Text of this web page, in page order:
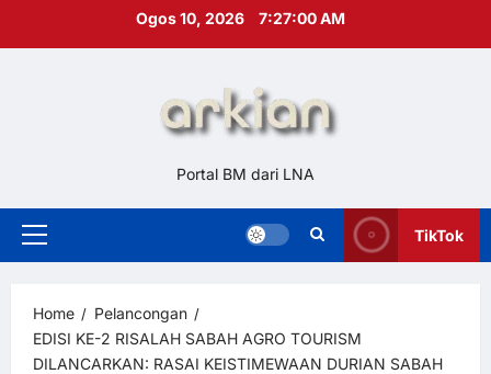
Ogos 10, 2026 7:27:01 AM
Portal BM dari LNA
Primary
TikTok
Home
Pelancongan
EDISI KE-2 RISALAH SABAH AGRO TOURISM
DILANCARKAN: RASAI KEISTIMEWAAN DURIAN SABAH